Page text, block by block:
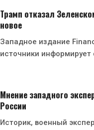
Трамп отказал
новое
Западное издание
источники информирует
Мнение западного
России
Историк, военный